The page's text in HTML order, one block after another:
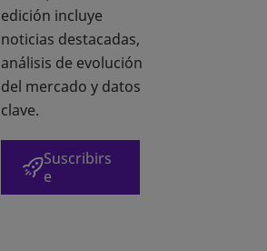
edición incluye
noticias destacadas,
análisis de evolución
del mercado y datos
clave.
Suscribirs
e
se abre en una pestaña